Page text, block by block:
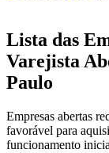
Lista das
Varejista
Paulo
Empresas abertas
favorável para
funcionamento